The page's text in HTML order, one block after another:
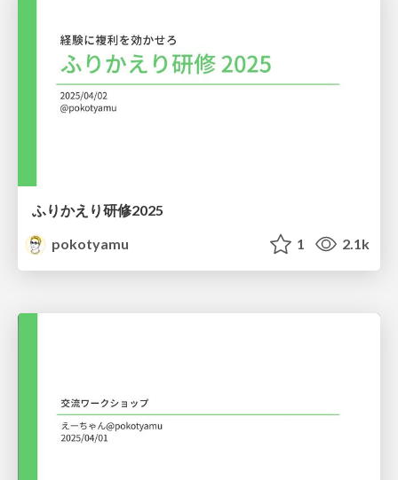
ふりかえり研修2025
pokotyamu
1 2.1k